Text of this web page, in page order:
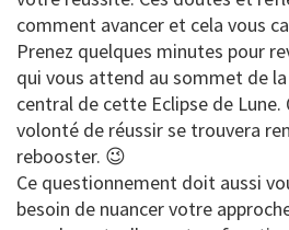
comment avancer et cela vous
Prenez quelques minutes pour
qui vous attend au sommet de
central de cette Eclipse de
volonté de réussir se trouvera
rebooster. 😉
Ce questionnement doit aussi
besoin de nuancer votre